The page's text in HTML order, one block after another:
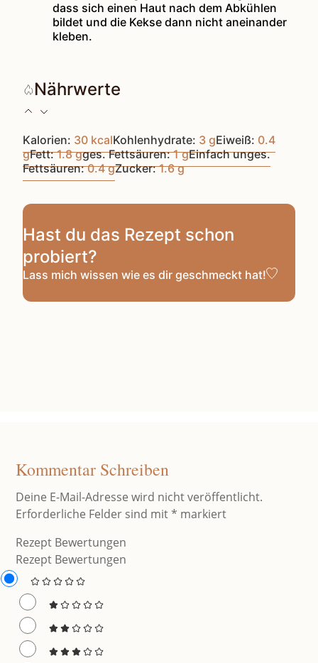
dass sich einen Haut nach dem Abkühlen
bildet und die Kekse dann nicht aneinander
kleben.
Nährwerte
Kalorien: 30 kcalKohlenhydrate: 3 gEiweiß: 0.4
gFett:1.8 gges. Fettsäuren:1 gEinfach unges.
Fettsäuren:0.4 gZucker:1.6 g
Hast du das Rezept schon
probiert?
Lass mich wissen wie es dir geschmeckt hat!
Kommentar Schreiben
Deine E-Mail-Adresse wird nicht veröffentlicht.
Erforderliche Felder sind mit* markiert
Rezept Bewertungen
Rezept Bewertungen